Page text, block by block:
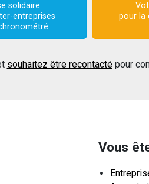
solidaire
entreprises
pour la
souhaitez être recontactépour
Vous